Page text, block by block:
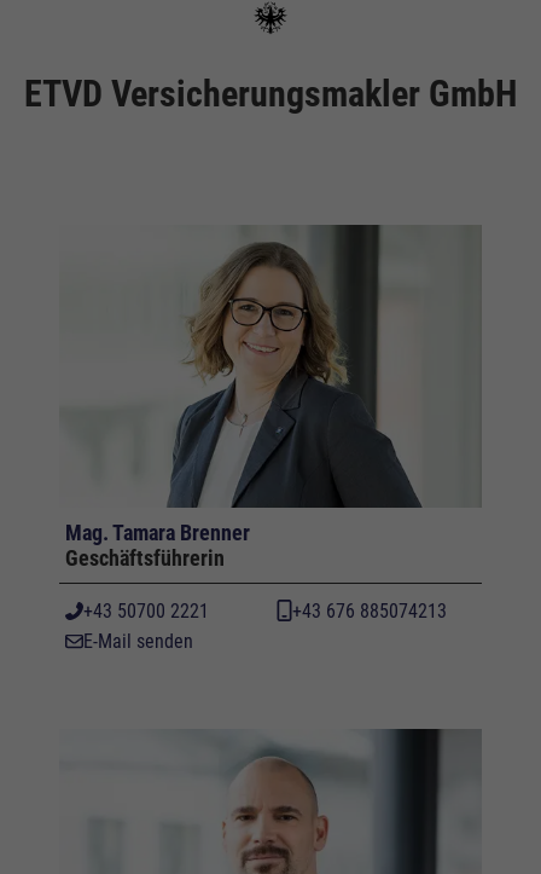
ETVD Versicherungsmakler GmbH
Mag. Tamara Brenner
Geschäftsführerin
+43 50700 2221
+43 676 885074213
E-Mail senden